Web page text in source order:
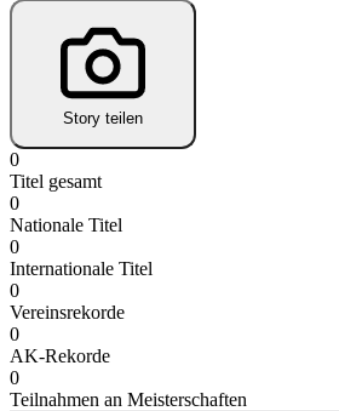
Story teilen
0
Titel gesamt
0
Nationale Titel
0
Internationale Titel
0
Vereinsrekorde
0
AK-Rekorde
0
Teilnahmen an Meisterschaften